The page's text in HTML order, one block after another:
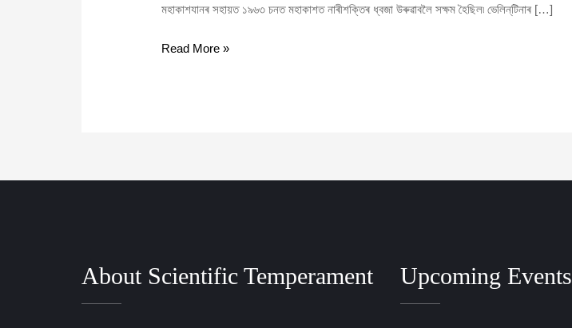
মহাকাশযানৰ সহায়ত ১৯৬৩ চনত মহাকাশত নাৰীশক্তিৰ ধ্বজা উৰুৱাবলৈ সক্ষম হৈছিল৷ ভেলিন্‌টিনাৰ […]
Read More »
About Scientific Temperament Upcoming Events